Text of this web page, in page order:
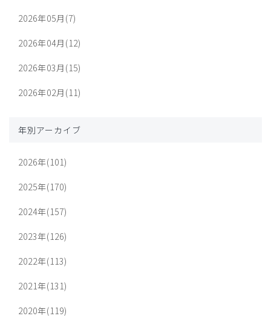
2026年05月(7)
2026年04月(12)
2026年03月(15)
2026年02月(11)
年別アーカイブ
2026年(101)
2025年(170)
2024年(157)
2023年(126)
2022年(113)
2021年(131)
2020年(119)